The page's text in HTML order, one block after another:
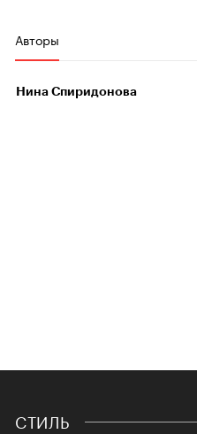
Авторы
Нина Спиридонова
СТИЛЬ